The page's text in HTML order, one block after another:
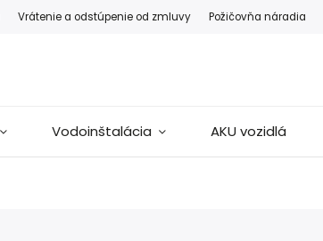
Vrátenie a odstúpenie od zmluvy Požičovňa náradia
Vodoinštalácia AKU vozidlá